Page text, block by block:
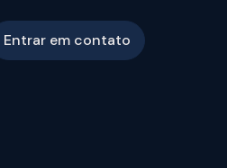
Entrar em contato